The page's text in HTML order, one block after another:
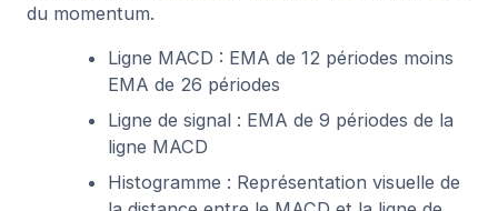
du momentum.
Ligne MACD : EMA de 12 périodes moins
EMA de 26 périodes
Ligne de signal : EMA de 9 périodes de la
ligne MACD
Histogramme : Représentation visuelle de